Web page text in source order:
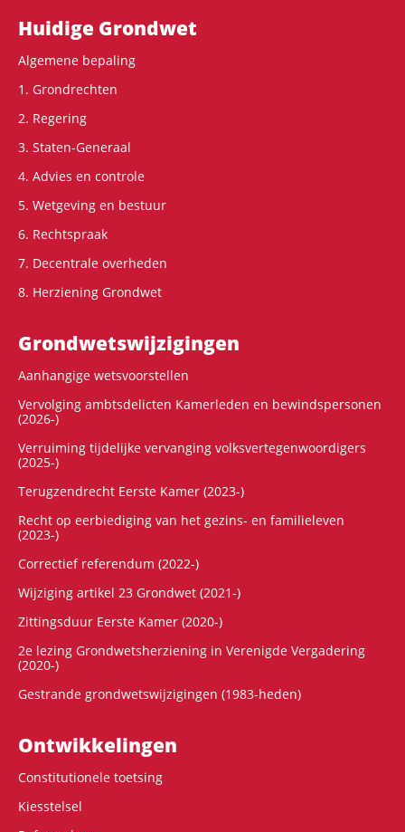
Hoofdnavigatie
Huidige Grondwet
Algemene bepaling
1. Grondrechten
2. Regering
3. Staten-Generaal
4. Advies en controle
5. Wetgeving en bestuur
6. Rechtspraak
7. Decentrale overheden
8. Herziening Grondwet
Grondwets­wijzigingen
Aanhangige wetsvoorstellen
Vervolging ambtsdelicten Kamerleden en bewindspersonen
(2026-)
Verruiming tijdelijke vervanging volksvertegenwoordigers
(2025-)
Terugzendrecht Eerste Kamer (2023-)
Recht op eerbiediging van het gezins- en familieleven
(2023-)
Correctief referendum (2022-)
Wijziging artikel 23 Grondwet (2021-)
Zittingsduur Eerste Kamer (2020-)
2e lezing Grondwetsherziening in Verenigde Vergadering
(2020-)
Gestrande grondwetswijzigingen (1983-heden)
Ontwikke­lingen
Constitutionele toetsing
Kiesstelsel